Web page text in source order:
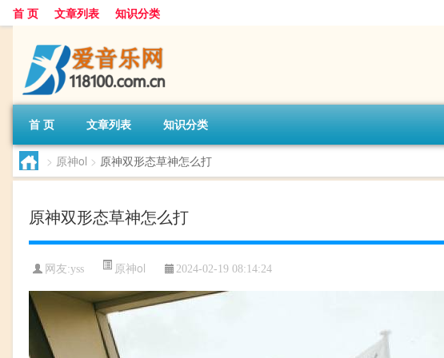
首 页 文章列表 知识分类
首 页 文章列表 知识分类
> 原神ol > 原神双形态草神怎么打
原神双形态草神怎么打
网友:yss 原神ol 2024-02-19 08:14:24